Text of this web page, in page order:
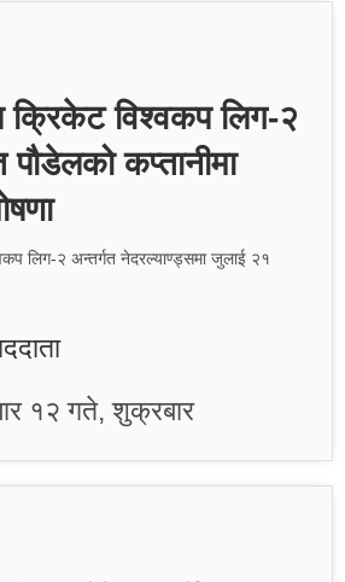
विश्वकप लिग-२
पौडेलको कप्तानीमा
लिग-२ अन्तर्गत नेदरल्याण्ड्समा जुलाई २१
१२ गते, शुक्रबार